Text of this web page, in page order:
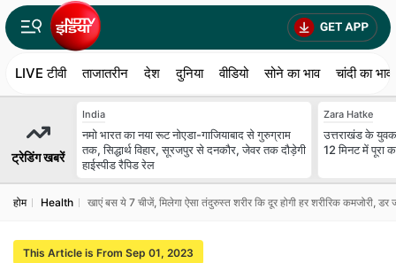
LIVE टीवी ताजातरीन देश दुनिया वीडियो सोने का भाव चांदी का भाव
ट्रेडिंग खबरें
India
नमो भारत का नया रूट नोएडा-गाजियाबाद से गुरुग्राम
तक, सिद्धार्थ विहार, सूरजपुर से दनकौर, जेवर तक दौड़ेगी
हाईस्पीड रैपिड रेल
Zara Hatke
उत्तराखंड के युवक
12 मिनट में पूरा
होम Health खाएं बस ये 7 चीजें, मिलेगा ऐसा तंदुरुस्‍त शरीर कि दूर होगी हर शरीरिक कमजोरी, डर
This Article is From Sep 01, 2023